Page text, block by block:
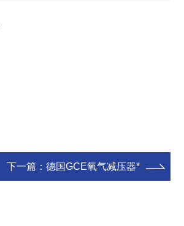
下一篇： 德国GCE氧气减压器*